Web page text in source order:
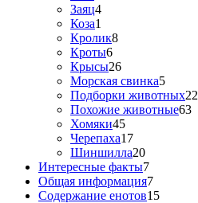
Заяц4
Коза1
Кролик8
Кроты6
Крысы26
Морская свинка5
Подборки животных22
Похожие животные63
Хомяки45
Черепаха17
Шиншилла20
Интересные факты7
Общая информация7
Содержание енотов15